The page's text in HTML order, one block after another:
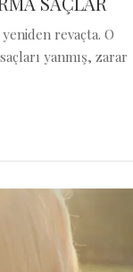
revaçta. O
yanmış, zarar